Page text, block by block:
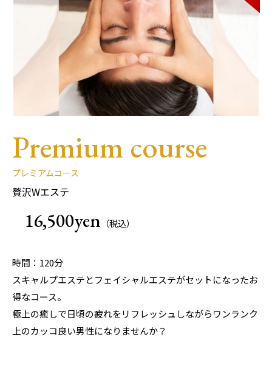
Premium course
プレミアムコース
贅沢Wエステ
16,500yen （税込）
時間：120分
スキャルプエステとフェイシャルエステがセットになったお
得なコース。
極上の癒しで日頃の疲れをリフレッシュしながらワンランク
上のカッコ良い男性になりませんか？